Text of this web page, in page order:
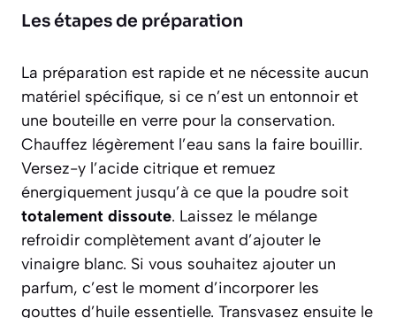
Les étapes de préparation
La préparation est rapide et ne nécessite aucun
matériel spécifique, si ce n’est un entonnoir et
une bouteille en verre pour la conservation.
Chauffez légèrement l’eau sans la faire bouillir.
Versez-y l’acide citrique et remuez
énergiquement jusqu’à ce que la poudre soit
totalement dissoute. Laissez le mélange
refroidir complètement avant d’ajouter le
vinaigre blanc. Si vous souhaitez ajouter un
parfum, c’est le moment d’incorporer les
gouttes d’huile essentielle. Transvasez ensuite le